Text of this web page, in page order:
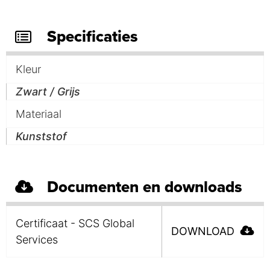
Specificaties
Kleur
Zwart / Grijs
Materiaal
Kunststof
Documenten en downloads
Certificaat - SCS Global
Services
DOWNLOAD